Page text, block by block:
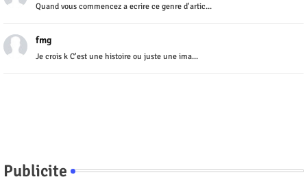
Quand vous commencez a ecrire ce genre d'artic...
fmg
Je crois k C'est une histoire ou juste une ima...
Publicite